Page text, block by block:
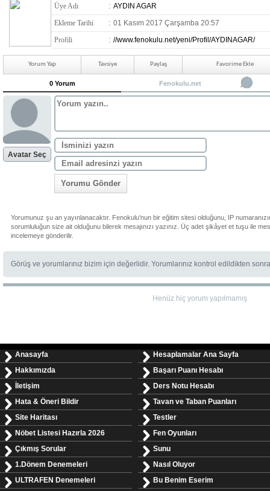
Üye Adı : AYDIN AGAR
Ekleme Tarihi
: 01 Kasım 2017 Çarşamba 20:57
Profili
: //www.fenokulu.net/yeni/Profil/AYDINAGAR/
Yorum Yap Tavsiye Paylaş Favorime Ekle
0 Yorum Fenokulu.net
Avatar Seç
Yorumu Gönder
Yorumunuz şu an yayınlanacaktır. Fenokulu'nun bir eğitim sitesi olduğunu, IP
sorumluluğun size ait olduğunu bilerek mesajınızı yazınız. Üç adet şikâyet et tuşu ile
incelemeye gönderilir.
Görüş ve yorumlarınız bizim için değerlidir. Yorumlarınız kontrol edildikten
Henüz hiç yorum yapılmamış
Anasayfa
Hakkımızda
İletişim
Hata & Öneri Bildir
Site Haritası
Nöbet Listesi Hazırla 2026
Çıkmış Sorular
1.Dönem Denemeleri
ULTRAFEN Denemeleri
Hesaplamalar Ana Sayfa
Başarı Puanı Hesabı
Ders Notu Hesabı
Tavan ve Taban Puanları
Testler
Fen Oyunları
Sunu
Nasıl Oluyor
Bu Benim Eserim